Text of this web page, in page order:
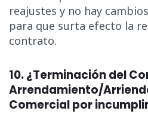
reajustes y no hay
para que surta efecto la
contrato.
10. ¿Terminación del
Arrendamiento/
Comercial por